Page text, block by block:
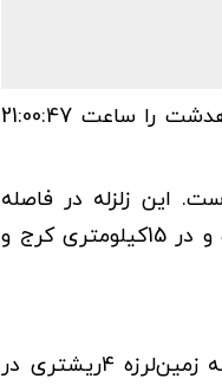
زمین‌لرزه‌ای به‌بزرگی‌ 4 در مقیاس ریشتر مرز استان‌های البرز و تهران در حوالی ماهدشت را‌ ساعت 21:00:47
طول 50.86 درجه شرقی ثبت شده است. این زلزله در فاصله
4کیلومتری ماهدشت (البرز)، 5کیلومتری صفادشت (تهران) و 7کیلومتری مشکین‌دشت (البرز) رخ داده و در 15کیلومتری کرج و
‌مهدی مهرور مدیرکل مدیریت بحران استانداری البرز در گفت‌وگو با خبرنگار تسنیم در کرج با اشاره به ‌زمین‌لرزه‌ 4ریشتری در